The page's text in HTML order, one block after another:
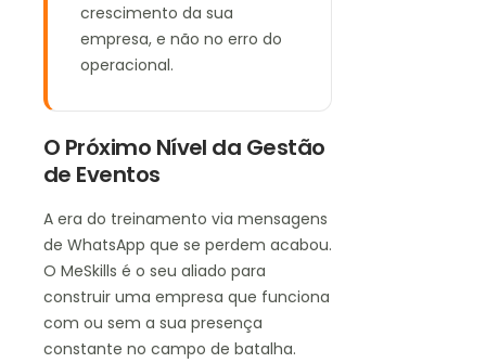
crescimento da sua
empresa, e não no erro do
operacional.
O Próximo Nível da Gestão
de Eventos
A era do treinamento via mensagens
de WhatsApp que se perdem acabou.
O MeSkills é o seu aliado para
construir uma empresa que funciona
com ou sem a sua presença
constante no campo de batalha.